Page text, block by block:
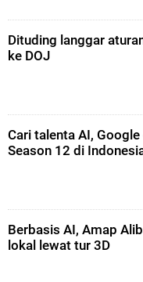
Dituding langgar
ke DOJ
Cari talenta AI,
Season 12 di
Berbasis AI, Amap
lokal lewat tur 3D